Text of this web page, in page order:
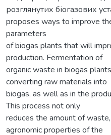
розглянутих біогазових
proposes ways to improve
parameters
of biogas plants that will
production. Fermentation of
organic waste in biogas
converting raw materials into
biogas, as well as in the
This process not only
reduces the amount of
agronomic properties of the